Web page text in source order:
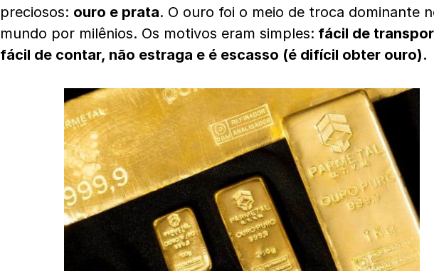
preciosos: ouro e prata. O ouro foi o meio de troca dominante
mundo por milênios. Os motivos eram simples: fácil de
fácil de contar, não estraga e é escasso (é difícil obter ouro).